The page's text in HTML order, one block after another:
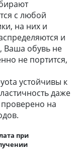
с любой
на них и
и
Ваша обувь не
не портится,
устойчивы к
даже
на
при